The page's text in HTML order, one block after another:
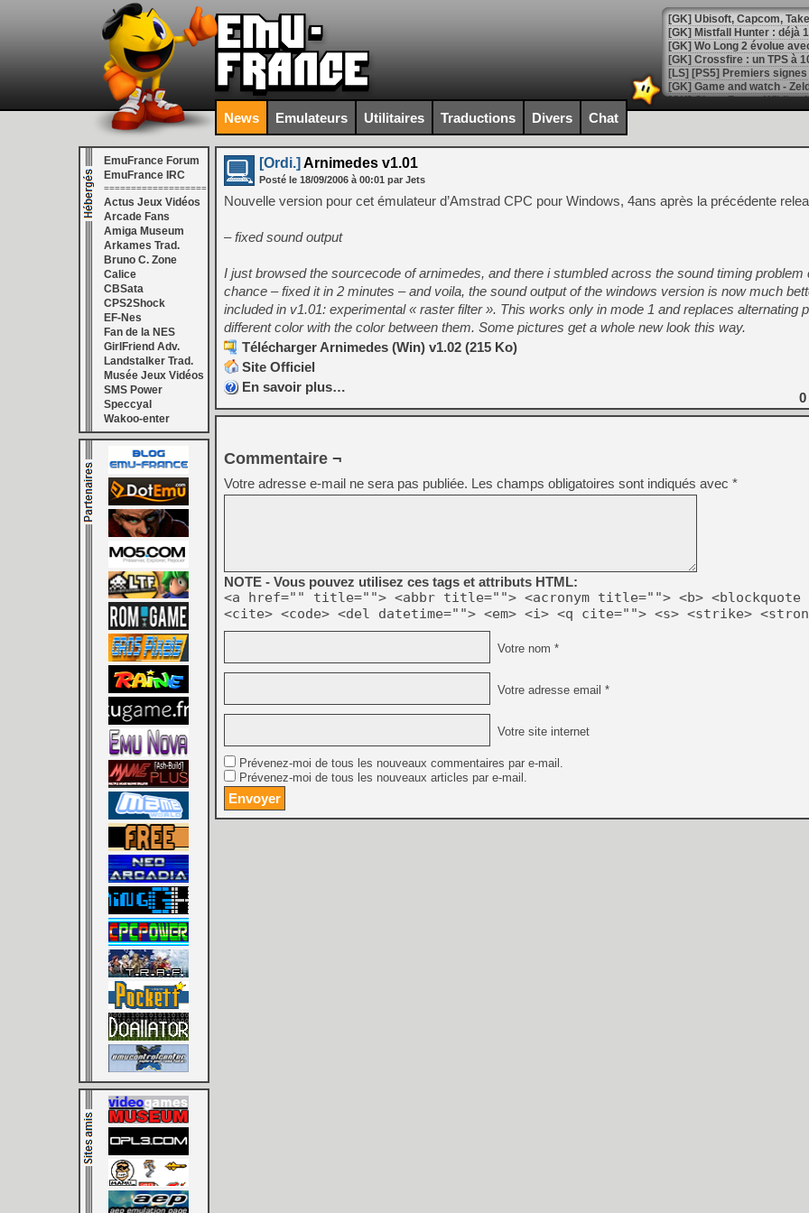
[GK] Mistfall Hunter : déjà
[GK] Wo Long 2 évolue
[GK] Crossfire : un TPS à
[LS] [PS5] Premiers
[Mo5] DOOM arrive en
[GK] Bethesda fête les 30
[GK] Roblox : l'action en
[GK] Agenda - GeForce
[LS] [PS5] ps5-y2jb-
[GK] Pourquoi Marvel
[GK] Test : Restory : Chill
[GK] GTA 6 : Rockstar
[GK] Hot Wheels Infinite
[GK] Mémoire cash -
[GK] Résultats Nintendo :
[GK] Déjà des
[Mo5] Brickboy cherche à
[GK] Minecraft et ses «
[GK] Beast of
[GK] Ubisoft : fin de partie
[GK] Mémoire cash -
[GK] Dan Houser (GTA)
[GK] Comment EA Sports
[GK] Crimson Moon : un
[GK] Isle of Reveries : le
[GK] Moonlighter 2 : The
[GK] Capcom relance
[Mo5] Deux inédits du
News Emulateurs Utilitaires Traductions Divers Chat
EmuFrance Forum
EmuFrance IRC
===================
Actus Jeux Vidéos
Arcade Fans
Amiga Museum
Arkames Trad.
Bruno C. Zone
Calice
CBSata
CPS2Shock
EF-Nes
Fan de la NES
GirlFriend Adv.
Landstalker Trad.
Musée Jeux Vidéos
SMS Power
Speccyal
Wakoo-enter
[Ordi.] Arnimedes v1.01
Posté le 18/09/2006 à 00:01 par Jets
Nouvelle version pour cet émulateur d’Amstrad CPC pour Windows, 4ans après la précédente
– fixed sound output
I just browsed the sourcecode of arnimedes, and there i stumbled across the sound timing problem
chance – fixed it in 2 minutes – and voila, the sound output of the windows version is now much
included in v1.01: experimental « raster filter ». This works only in mode 1 and replaces alternating
different color with the color between them. Some pictures get a whole new look this way.
Télécharger Arnimedes (Win) v1.02 (215 Ko)
Site Officiel
En savoir plus…
0
Commentaire ¬
Votre adresse e-mail ne sera pas publiée. Les champs obligatoires sont indiqués avec *
NOTE - Vous pouvez utilisez ces tags et attributs HTML:
<a href="" title=""> <abbr title=""> <acronym title=""> <b> <blockquote
<cite> <code> <del datetime=""> <em> <i> <q cite=""> <s> <strike>
Votre nom *
Votre adresse email *
Votre site internet
Prévenez-moi de tous les nouveaux commentaires par e-mail.
Prévenez-moi de tous les nouveaux articles par e-mail.